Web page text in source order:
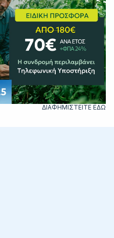
ΔΙΑΦΗΜΙΣΤΕΙΤΕ ΕΔΩ